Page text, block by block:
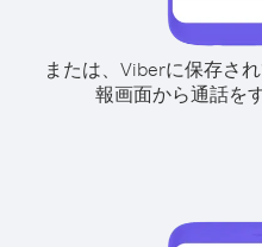
または、Viberに保存さ
報画面から通話を